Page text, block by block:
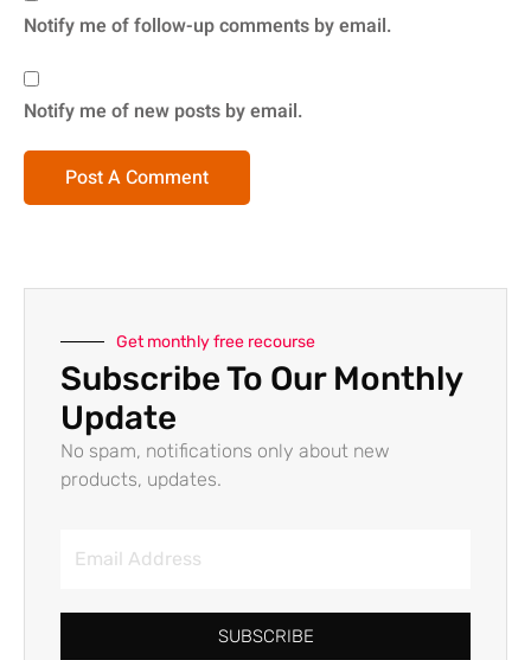
Notify me of follow-up comments by email.
Notify me of new posts by email.
Get monthly free recourse
Subscribe To Our Monthly
Update
No spam, notifications only about new
products, updates.
SUBSCRIBE